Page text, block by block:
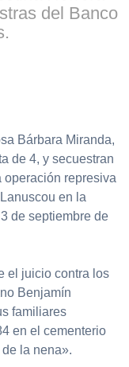
del Banco
Bárbara Miranda,
de 4, y secuestran
operación represiva
en la
de septiembre de
el juicio contra los
Benjamín
familiares
en el cementerio
la nena».